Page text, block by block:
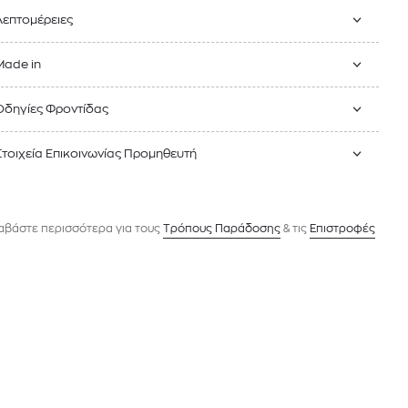
in
Φροντίδας
Επικοινωνίας Προμηθευτή
περισσότερα για τους Tρόπους Παράδοσης & τις Επιστροφές